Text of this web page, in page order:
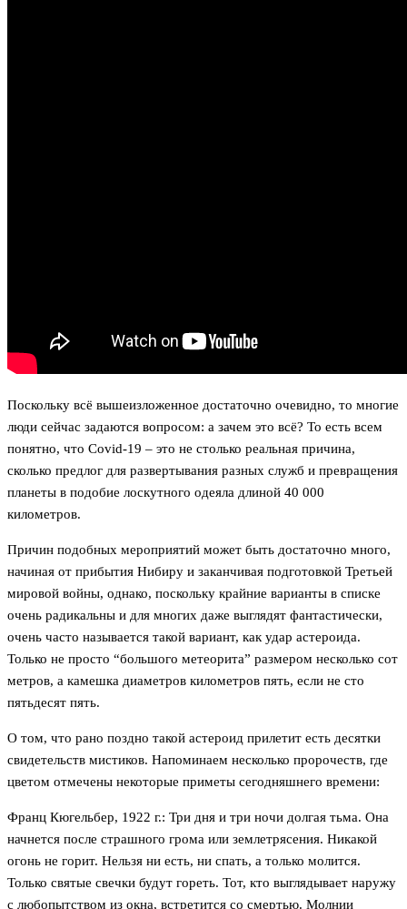
Поскольку всё вышеизложенное достаточно очевидно, то многие
люди сейчас задаются вопросом: а зачем это всё? То есть всем
понятно, что Covid-19 – это не столько реальная причина,
сколько предлог для развертывания разных служб и превращения
планеты в подобие лоскутного одеяла длиной 40 000
километров.
Причин подобных мероприятий может быть достаточно много,
начиная от прибытия Нибиру и заканчивая подготовкой Третьей
мировой войны, однако, поскольку крайние варианты в списке
очень радикальны и для многих даже выглядят фантастически,
очень часто называется такой вариант, как удар астероида.
Только не просто “большого метеорита” размером несколько сот
метров, а камешка диаметров километров пять, если не сто
пятьдесят пять.
О том, что рано поздно такой астероид прилетит есть десятки
свидетельств мистиков. Напоминаем несколько пророчеств, где
цветом отмечены некоторые приметы сегодняшнего времени:
Франц Кюгельбер, 1922 г.: Три дня и три ночи долгая тьма. Она
начнется после страшного грома или землетрясения. Никакой
огонь не горит. Нельзя ни есть, ни спать, а только молится.
Только святые свечки будут гореть. Тот, кто выглядывает наружу
с любопытством из окна, встретится со смертью. Молнии